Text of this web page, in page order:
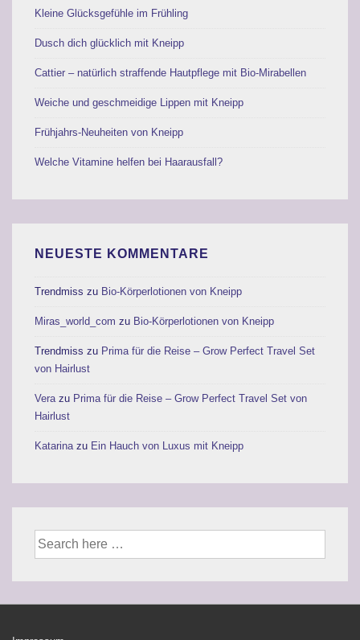
Kleine Glücksgefühle im Frühling
Dusch dich glücklich mit Kneipp
Cattier – natürlich straffende Hautpflege mit Bio-Mirabellen
Weiche und geschmeidige Lippen mit Kneipp
Frühjahrs-Neuheiten von Kneipp
Welche Vitamine helfen bei Haarausfall?
NEUESTE KOMMENTARE
Trendmiss zu Bio-Körperlotionen von Kneipp
Miras_world_com zu Bio-Körperlotionen von Kneipp
Trendmiss zu Prima für die Reise – Grow Perfect Travel Set
von Hairlust
Verazu Prima für die Reise – Grow Perfect Travel Set von
Hairlust
Katarinazu Ein Hauch von Luxus mit Kneipp
Suche
nach: